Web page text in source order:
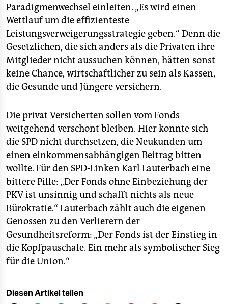
Paradigmenwechsel einleiten. „Es wird einen
Wettlauf um die effizienteste
Leistungsverweigerungsstrategie geben.“ Denn die
Gesetzlichen, die sich anders als die Privaten ihre
Mitglieder nicht aussuchen können, hätten sonst
keine Chance, wirtschaftlicher zu sein als Kassen,
die Gesunde und Jüngere versichern.
Die privat Versicherten sollen vom Fonds
weitgehend verschont bleiben. Hier konnte sich
die SPD nicht durchsetzen, die Neukunden um
einen einkommensabhängigen Beitrag bitten
wollte. Für den SPD-Linken Karl Lauterbach eine
bittere Pille: „Der Fonds ohne Einbeziehung der
PKV ist unsinnig und schafft nichts als neue
Bürokratie.“ Lauterbach zählt auch die eigenen
Genossen zu den Verlierern der
Gesundheitsreform: „Der Fonds ist der Einstieg in
die Kopfpauschale. Ein mehr als symbolischer Sieg
für die Union.“
Diesen Artikel teilen